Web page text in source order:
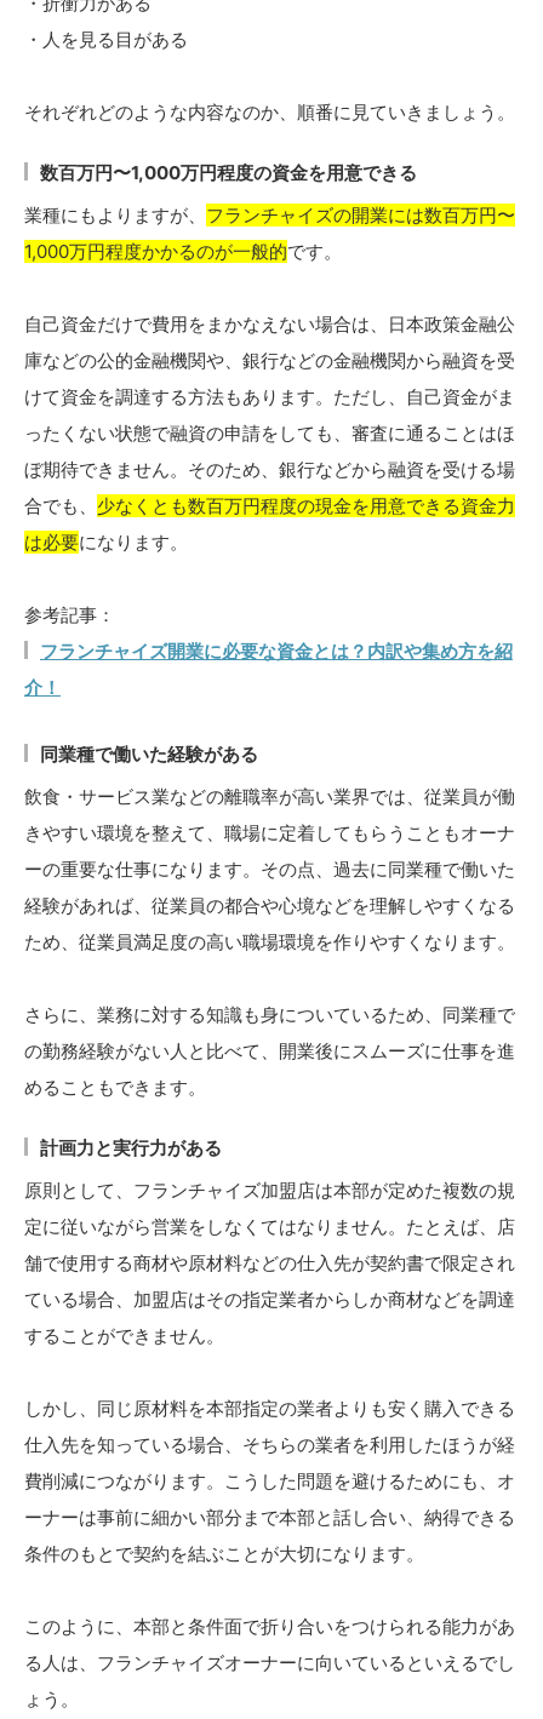
・人を見る目がある
それぞれどのような内容なのか、順番に見ていきましょう。
数百万円〜1,000万円程度の資金を用意できる
業種にもよりますが、 フランチャイズの開業には数百万円〜
1,000万円程度かかるのが一般的です。
自己資金だけで費用をまかなえない場合は、日本政策金融公
庫などの公的金融機関や、銀行などの金融機関から融資を受
けて資金を調達する方法もあります。ただし、自己資金がま
ったくない状態で融資の申請をしても、審査に通ることはほ
ぼ期待できません。そのため、銀行などから融資を受ける場
合でも、 少なくとも数百万円程度の現金を用意できる資金力
は必要になります。
参考記事：
フランチャイズ開業に必要な資金とは？内訳や集め方を紹
介！
同業種で働いた経験がある
飲食・サービス業などの離職率が高い業界では、従業員が働
きやすい環境を整えて、職場に定着してもらうこともオーナ
ーの重要な仕事になります。その点、過去に同業種で働いた
経験があれば、従業員の都合や心境などを理解しやすくなる
ため、従業員満足度の高い職場環境を作りやすくなります。
さらに、業務に対する知識も身についているため、同業種で
の勤務経験がない人と比べて、開業後にスムーズに仕事を進
めることもできます。
計画力と実行力がある
原則として、フランチャイズ加盟店は本部が定めた複数の規
定に従いながら営業をしなくてはなりません。たとえば、店
舗で使用する商材や原材料などの仕入先が契約書で限定され
ている場合、加盟店はその指定業者からしか商材などを調達
することができません。
しかし、同じ原材料を本部指定の業者よりも安く購入できる
仕入先を知っている場合、そちらの業者を利用したほうが経
費削減につながります。こうした問題を避けるためにも、オ
ーナーは事前に細かい部分まで本部と話し合い、納得できる
条件のもとで契約を結ぶことが大切になります。
このように、本部と条件面で折り合いをつけられる能力があ
る人は、フランチャイズオーナーに向いているといえるでし
ょう。